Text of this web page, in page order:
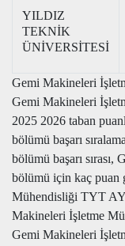
YILDIZ
TEKNİK
ÜNİVERSİTESİ
Gemi Makineleri
Gemi Makineleri
2025 2026 taban
bölümü başarı
bölümü başarı
bölümü için kaç puan
Mühendisliği TYT
Makineleri İşletme
Gemi Makineleri